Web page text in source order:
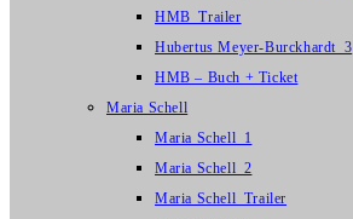
HMB_Trailer
Hubertus Meyer-Burckhardt_3
HMB – Buch + Ticket
Maria Schell
Maria Schell_1
Maria Schell_2
Maria Schell_Trailer